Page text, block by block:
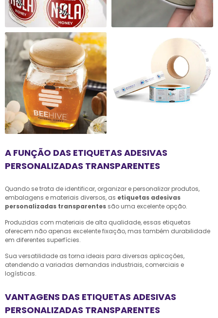
A FUNÇÃO DAS ETIQUETAS ADESIVAS
PERSONALIZADAS TRANSPARENTES
Quando se trata de identificar, organizar e personalizar produtos,
embalagens e materiais diversos, as etiquetas adesivas
personalizadas transparentes são uma excelente opção.
Produzidas com materiais de alta qualidade, essas etiquetas
oferecem não apenas excelente fixação, mas também durabilidade
em diferentes superfícies.
Sua versatilidade as torna ideais para diversas aplicações,
atendendo a variadas demandas industriais, comerciais e
logísticas.
VANTAGENS DAS ETIQUETAS ADESIVAS
PERSONALIZADAS TRANSPARENTES